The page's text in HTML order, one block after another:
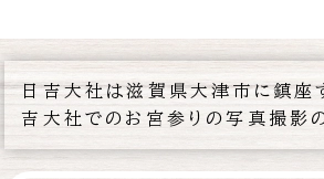
日吉大社は滋賀県大津市に鎮座
吉大社でのお宮参りの写真撮影